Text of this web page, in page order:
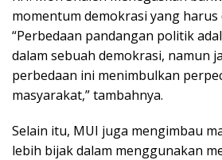
momentum demokrasi yang harus
“Perbedaan pandangan politik
dalam sebuah demokrasi, namun
perbedaan ini menimbulkan
masyarakat,” tambahnya.
Selain itu, MUI juga mengimbau
lebih bijak dalam menggunakan